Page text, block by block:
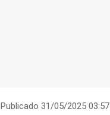
Publicado 31/05/2025 03:57